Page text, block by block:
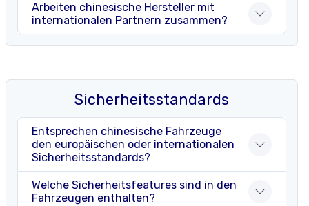
Arbeiten chinesische Hersteller mit
internationalen Partnern zusammen?
Sicherheitsstandards
Entsprechen chinesische Fahrzeuge
den europäischen oder internationalen
Sicherheitsstandards?
Welche Sicherheitsfeatures sind in den
Fahrzeugen enthalten?